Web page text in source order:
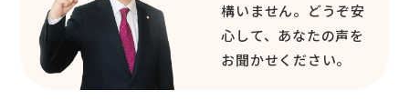
構いません。どうぞ安
心して、あなたの声を
お聞かせください。